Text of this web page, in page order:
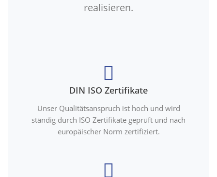
realisieren.
DIN ISO Zertifikate
Unser Qualitätsanspruch ist hoch und wird
ständig durch ISO Zertifikate geprüft und nach
europäischer Norm zertifiziert.